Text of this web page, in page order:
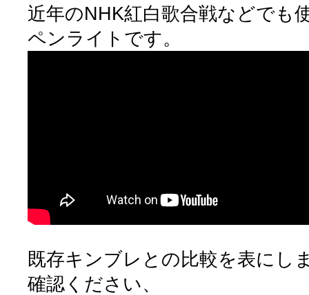
近年のNHK紅白歌合戦などでも
ペンライトです。
既存キンブレとの比較を表にし
確認ください、